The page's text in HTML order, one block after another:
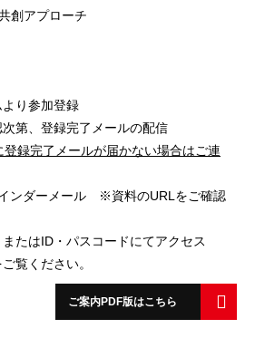
創アプローチ
り参加登録
第、登録完了メールの配信
録完了メールが届かない場合はご連
ンダーメール ※資料のURLをご確認
たはID・パスコードにてアクセス
ご覧ください。
ご案内PDF版はこちら